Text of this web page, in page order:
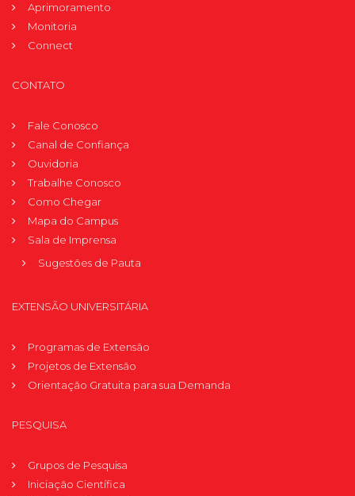
Aprimoramento
Monitoria
Connect
CONTATO
Fale Conosco
Canal de Confiança
Ouvidoria
Trabalhe Conosco
Como Chegar
Mapa do Campus
Sala de Imprensa
Sugestões de Pauta
EXTENSÃO UNIVERSITÁRIA
Programas de Extensão
Projetos de Extensão
Orientação Gratuita para sua Demanda
PESQUISA
Grupos de Pesquisa
Iniciação Científica